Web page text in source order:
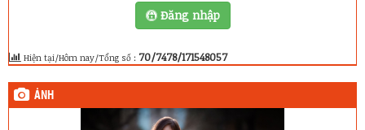
Đăng nhập
Hiện tại/Hôm nay/Tổng số : 70/7478/171548057
ẢNH